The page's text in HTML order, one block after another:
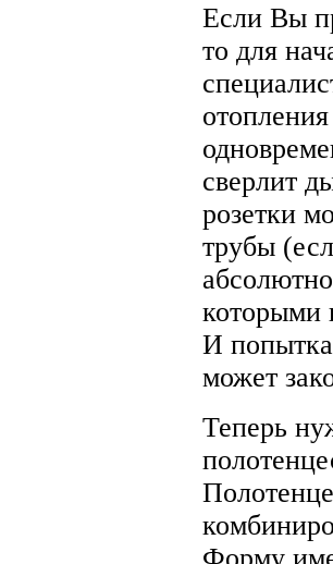
Если Вы
то для
сверлит
розетки
трубы
которыми
И
может
Теперь